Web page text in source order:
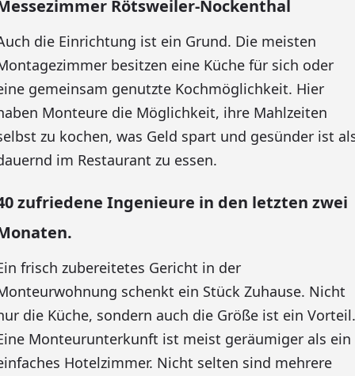
Rötsweiler-Nockenthal
die Einrichtung ist ein Grund. Die meisten
besitzen eine Küche für sich oder
gemeinsam genutzte Kochmöglichkeit. Hier
Monteure die Möglichkeit, ihre Mahlzeiten
zu kochen, was Geld spart und gesünder ist
im Restaurant zu essen.
zufriedene Ingenieure in den letzten zwei
frisch zubereitetes Gericht in der
schenkt ein Stück Zuhause. Nicht
die Küche, sondern auch die Größe ist ein Vorteil.
Monteurunterkunft ist meist geräumiger als ein
Hotelzimmer. Nicht selten sind mehrere